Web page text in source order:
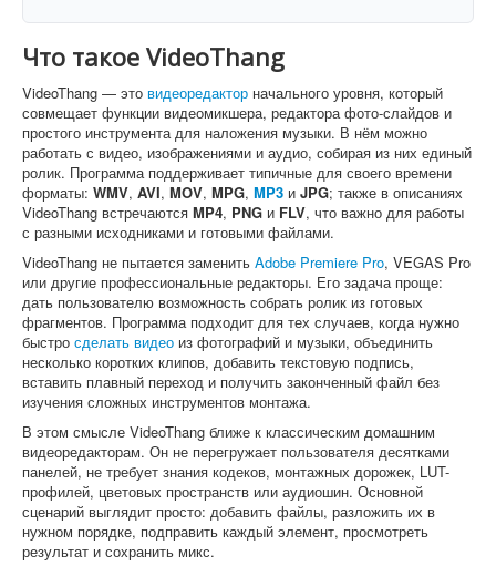
Что такое VideoThang
VideoThang — это видеоредактор начального уровня, который
совмещает функции видеомикшера, редактора фото-слайдов и
простого инструмента для наложения музыки. В нём можно
работать с видео, изображениями и аудио, собирая из них единый
ролик. Программа поддерживает типичные для своего времени
форматы: WMV, AVI, MOV, MPG, MP3 и JPG; также в описаниях
VideoThang встречаются MP4, PNG и FLV, что важно для работы
с разными исходниками и готовыми файлами.
VideoThang не пытается заменить Adobe Premiere Pro, VEGAS Pro
или другие профессиональные редакторы. Его задача проще:
дать пользователю возможность собрать ролик из готовых
фрагментов. Программа подходит для тех случаев, когда нужно
быстро сделать видео из фотографий и музыки, объединить
несколько коротких клипов, добавить текстовую подпись,
вставить плавный переход и получить законченный файл без
изучения сложных инструментов монтажа.
В этом смысле VideoThang ближе к классическим домашним
видеоредакторам. Он не перегружает пользователя десятками
панелей, не требует знания кодеков, монтажных дорожек, LUT-
профилей, цветовых пространств или аудиошин. Основной
сценарий выглядит просто: добавить файлы, разложить их в
нужном порядке, подправить каждый элемент, просмотреть
результат и сохранить микс.